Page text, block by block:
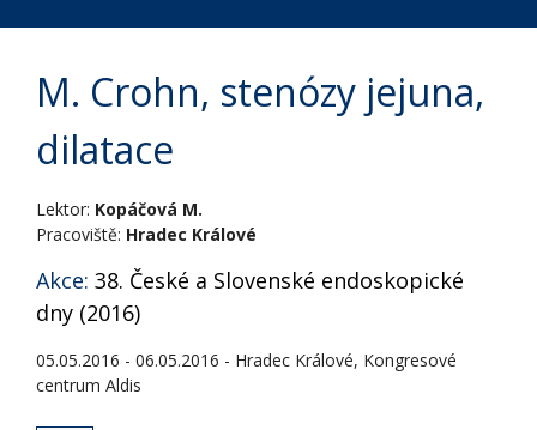
M. Crohn, stenózy jejuna,
dilatace
Lektor: Kopáčová M.
Pracoviště: Hradec Králové
Akce: 38. České a Slovenské endoskopické
dny (2016)
05.05.2016 - 06.05.2016 - Hradec Králové, Kongresové
centrum Aldis